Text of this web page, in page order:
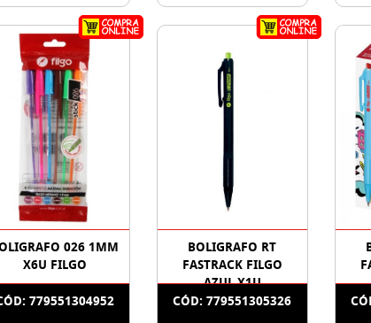
026 1MM
X6U FILGO
779551304952
BOLIGRAFO RT
FASTRACK FILGO
AZUL X1U
CÓD: 779551305326